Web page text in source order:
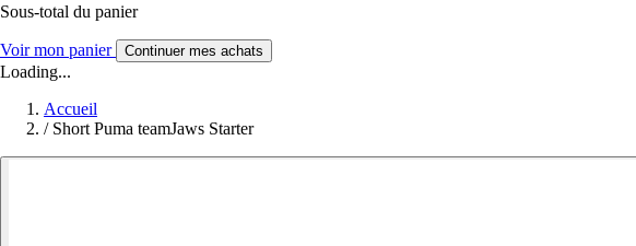
Sous-total du panier
Voir mon panier Continuer mes achats
Loading...
Accueil
/ Short Puma teamJaws Starter